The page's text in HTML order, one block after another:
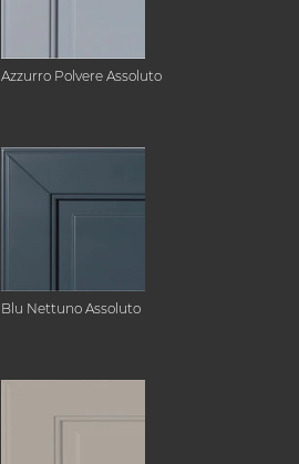
Azzurro Polvere Assoluto
Blu Nettuno Assoluto